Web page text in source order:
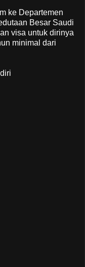
ke Departemen
Besar Saudi
visa untuk dirinya
minimal dari